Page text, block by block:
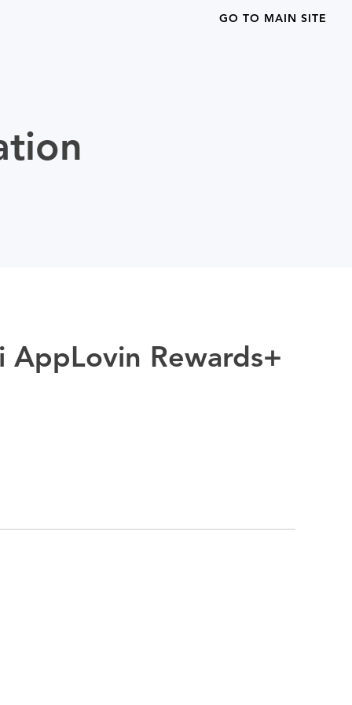
GO TO MAIN SITE
AppLovin Rewards+